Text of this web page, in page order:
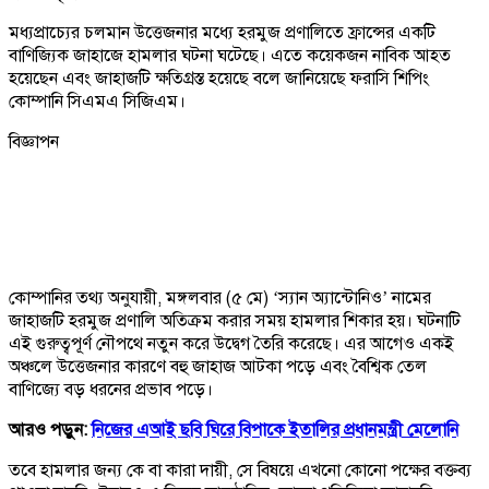
মধ্যপ্রাচ্যের চলমান উত্তেজনার মধ্যে হরমুজ প্রণালিতে ফ্রান্সের একটি
বাণিজ্যিক জাহাজে হামলার ঘটনা ঘটেছে। এতে কয়েকজন নাবিক আহত
হয়েছেন এবং জাহাজটি ক্ষতিগ্রস্ত হয়েছে বলে জানিয়েছে ফরাসি শিপিং
কোম্পানি সিএমএ সিজিএম।
বিজ্ঞাপন
কোম্পানির তথ্য অনুযায়ী, মঙ্গলবার (৫ মে) ‘স্যান অ্যান্টোনিও’ নামের
জাহাজটি হরমুজ প্রণালি অতিক্রম করার সময় হামলার শিকার হয়। ঘটনাটি
এই গুরুত্বপূর্ণ নৌপথে নতুন করে উদ্বেগ তৈরি করেছে। এর আগেও একই
অঞ্চলে উত্তেজনার কারণে বহু জাহাজ আটকা পড়ে এবং বৈশ্বিক তেল
বাণিজ্যে বড় ধরনের প্রভাব পড়ে।
আরও পড়ুন:নিজের এআই ছবি ঘিরে বিপাকে ইতালির প্রধানমন্ত্রী মেলোনি
তবে হামলার জন্য কে বা কারা দায়ী, সে বিষয়ে এখনো কোনো পক্ষের বক্তব্য